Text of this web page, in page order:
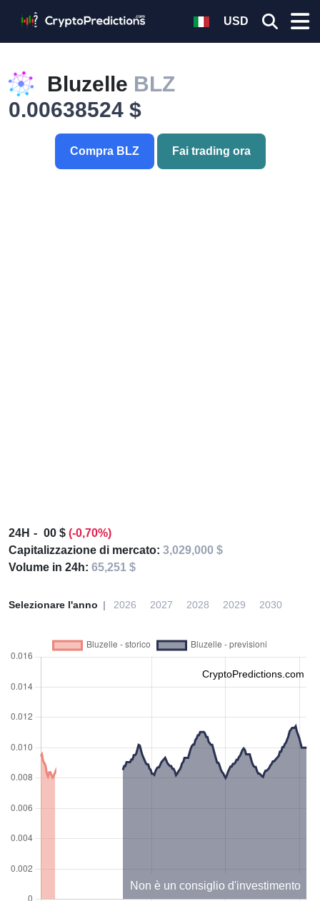
USD
Bluzelle BLZ
0.00638524 $
Compra BLZ Fai trading ora
24H 00 $ (-0,70%)
Capitalizzazione di mercato: 3,029,000 $
Volume in 24h: 65,251 $
Selezionare l'anno 2026 2027 2028 2029 2030
CryptoPredictions.com
Non è un consiglio d'investimento